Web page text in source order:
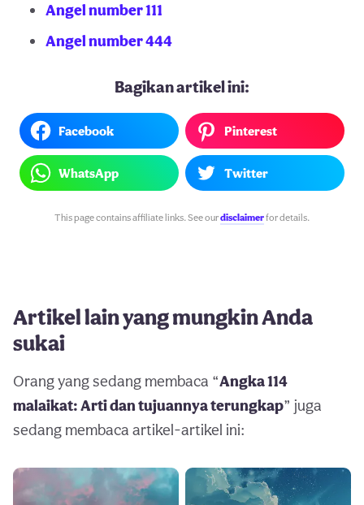
Angel number 111
Angel number 444
Bagikan artikel ini:
Facebook Pinterest
WhatsApp Twitter
This page contains affiliate links. See ourdisclaimerfor details.
Artikel lain yang mungkin Anda
sukai
Orang yang sedang membaca “Angka 114
malaikat: Arti dan tujuannya terungkap” juga
sedang membaca artikel-artikel ini: